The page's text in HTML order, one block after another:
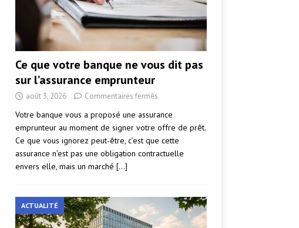
Ce que votre banque ne vous dit pas
sur l’assurance emprunteur
août 3, 2026 Commentaires fermés
Votre banque vous a proposé une assurance
emprunteur au moment de signer votre offre de prêt.
Ce que vous ignorez peut-être, c’est que cette
assurance n’est pas une obligation contractuelle
envers elle, mais un marché […]
ACTUALITÉ